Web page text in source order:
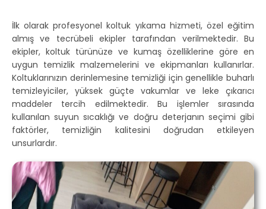
İlk olarak profesyonel koltuk yıkama hizmeti, özel eğitim
almış ve tecrübeli ekipler tarafından verilmektedir. Bu
ekipler, koltuk türünüze ve kumaş özelliklerine göre en
uygun temizlik malzemelerini ve ekipmanları kullanırlar.
Koltuklarınızın derinlemesine temizliği için genellikle buharlı
temizleyiciler, yüksek güçte vakumlar ve leke çıkarıcı
maddeler tercih edilmektedir. Bu işlemler sırasında
kullanılan suyun sıcaklığı ve doğru deterjanın seçimi gibi
faktörler, temizliğin kalitesini doğrudan etkileyen
unsurlardır.